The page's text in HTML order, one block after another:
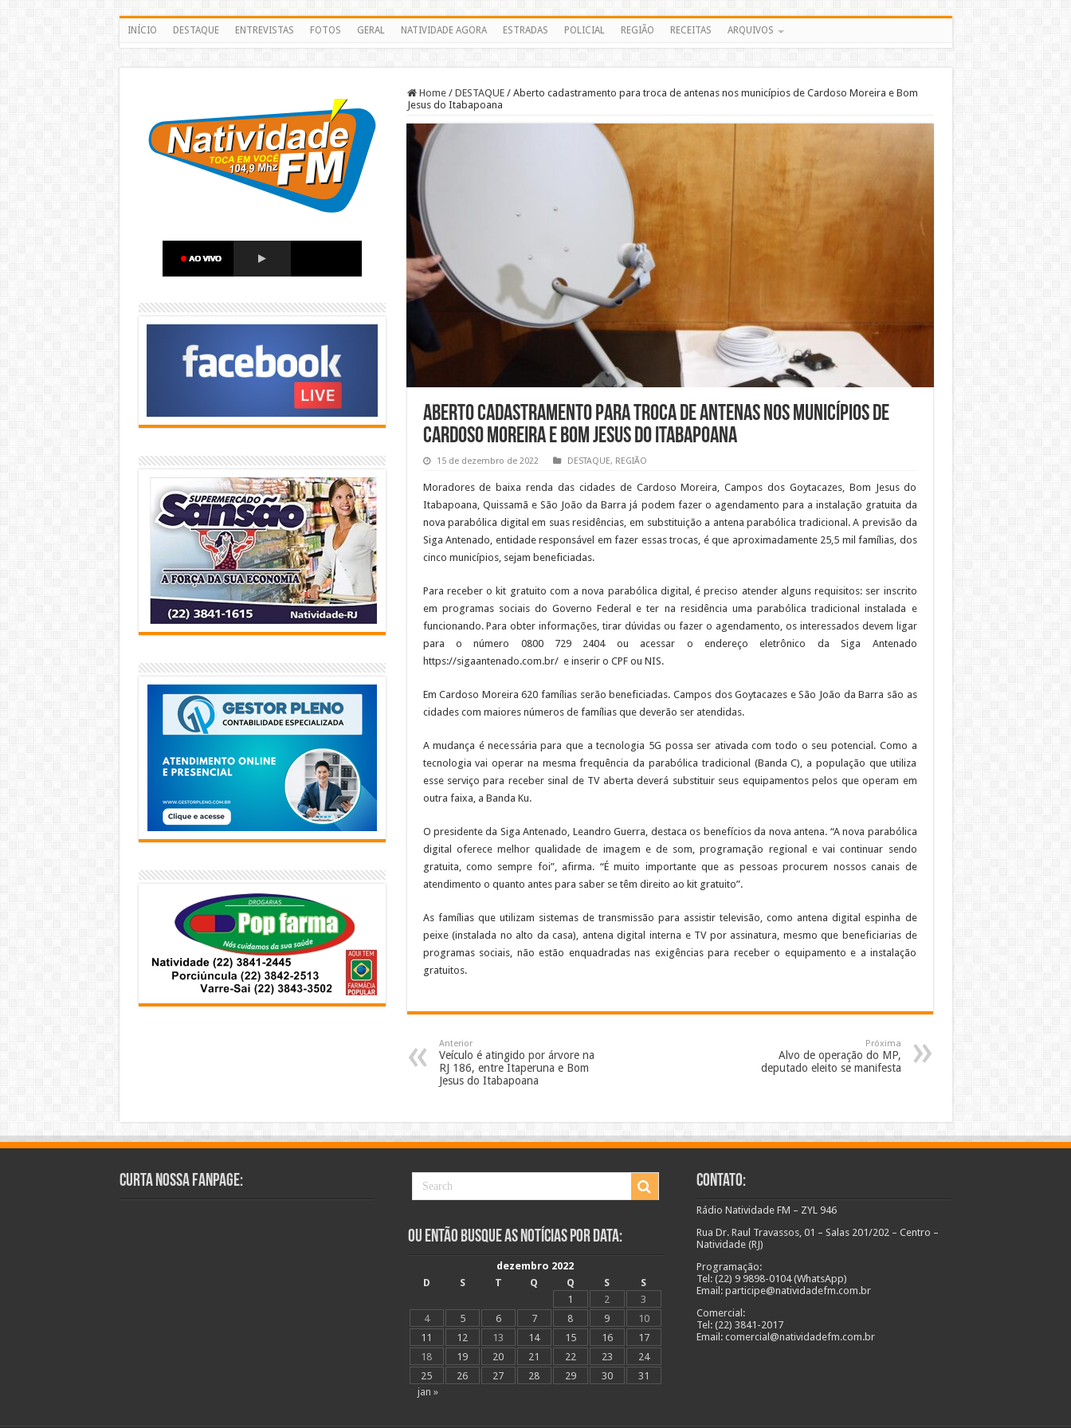
INÍCIO DESTAQUE ENTREVISTAS FOTOS GERAL NATIVIDADE AGORA ESTRADAS POLICIAL REGIÃO RECEITAS ARQUIVOS
Home / DESTAQUE / Aberto cadastramento para troca de antenas nos municípios de Cardoso Moreira e Bom
Jesus do Itabapoana
Aberto cadastramento para troca de antenas nos municípios de
Cardoso Moreira e Bom Jesus do Itabapoana
15 de dezembro de 2022 DESTAQUE, REGIÃO
Moradores de baixa renda das cidades de Cardoso Moreira, Campos dos Goytacazes, Bom Jesus do
Itabapoana, Quissamã e São João da Barra já podem fazer o agendamento para a instalação gratuita da
nova parabólica digital em suas residências, em substituição a antena parabólica tradicional. A previsão da
Siga Antenado, entidade responsável em fazer essas trocas, é que aproximadamente 25,5 mil famílias, dos
cinco municípios, sejam beneficiadas.
Para receber o kit gratuito com a nova parabólica digital, é preciso atender alguns requisitos: ser inscrito
em programas sociais do Governo Federal e ter na residência uma parabólica tradicional instalada e
funcionando. Para obter informações, tirar dúvidas ou fazer o agendamento, os interessados devem ligar
para o número 0800 729 2404 ou acessar o endereço eletrônico da Siga Antenado
https://sigaantenado.com.br/ e inserir o CPF ou NIS.
Em Cardoso Moreira 620 famílias serão beneficiadas. Campos dos Goytacazes e São João da Barra são as
cidades com maiores números de famílias que deverão ser atendidas.
A mudança é necessária para que a tecnologia 5G possa ser ativada com todo o seu potencial. Como a
tecnologia vai operar na mesma frequência da parabólica tradicional (Banda C), a população que utiliza
esse serviço para receber sinal de TV aberta deverá substituir seus equipamentos pelos que operam em
outra faixa, a Banda Ku.
O presidente da Siga Antenado, Leandro Guerra, destaca os benefícios da nova antena. “A nova parabólica
digital oferece melhor qualidade de imagem e de som, programação regional e vai continuar sendo
gratuita, como sempre foi”, afirma. “É muito importante que as pessoas procurem nossos canais de
atendimento o quanto antes para saber se têm direito ao kit gratuito”.
As famílias que utilizam sistemas de transmissão para assistir televisão, como antena digital espinha de
peixe (instalada no alto da casa), antena digital interna e TV por assinatura, mesmo que beneficiarias de
programas sociais, não estão enquadradas nas exigências para receber o equipamento e a instalação
gratuitos.
Anterior
Veículo é atingido por árvore na
RJ 186, entre Itaperuna e Bom
Jesus do Itabapoana
Próxima
Alvo de operação do MP,
deputado eleito se manifesta
Curta Nossa Fanpage:
Ou Então Busque as Notícias Por Data:
dezembro 2022
D
S T Q Q S
S
1
2
3
4
5 6 7 8 9
10
11
12 13 14 15 16
17
18
19 20 21 22 23
24
25
26 27 28 29 30
31
jan »
Contato:
Rádio Natividade FM – ZYL 946
Rua Dr. Raul Travassos, 01 – Salas 201/202 – Centro –
Natividade (RJ)
Programação:
Tel: (22) 9 9898-0104 (WhatsApp)
Email: participe@natividadefm.com.br
Comercial:
Tel: (22) 3841-2017
Email: comercial@natividadefm.com.br